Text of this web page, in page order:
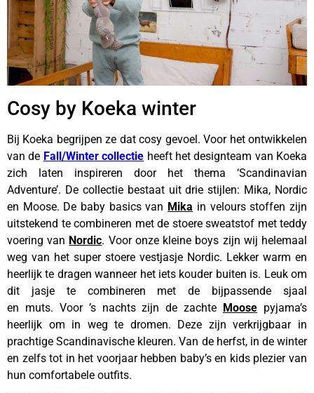
Cosy by Koeka winter
Bij Koeka begrijpen ze dat cosy gevoel. Voor het ontwikkelen
van de Fall/Winter collectie heeft het designteam van Koeka
zich laten inspireren door het thema ‘Scandinavian
Adventure’. De collectie bestaat uit drie stijlen: Mika, Nordic
en Moose. De baby basics van Mika in velours stoffen zijn
uitstekend te combineren met de stoere sweatstof met teddy
voering van Nordic. Voor onze kleine boys zijn wij helemaal
weg van het super stoere vestjasje Nordic. Lekker warm en
heerlijk te dragen wanneer het iets kouder buiten is. Leuk om
dit jasje te combineren met de bijpassende sjaal
en muts. Voor ’s nachts zijn de zachte Moose pyjama’s
heerlijk om in weg te dromen. Deze zijn verkrijgbaar in
prachtige Scandinavische kleuren. Van de herfst, in de winter
en zelfs tot in het voorjaar hebben baby’s en kids plezier van
hun comfortabele outfits.